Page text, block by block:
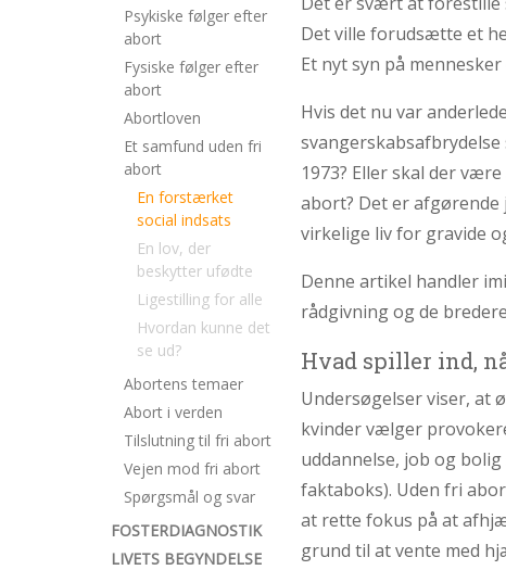
Abortmindelunden
Abortlinien
Unge
internationalt
Nyhedsbrev
Psykiske følger efter
abort
Fysiske følger efter
abort
Abortloven
Et samfund uden fri
abort
En forstærket
social indsats
En lov, der
beskytter ufødte
Ligestilling for alle
Hvordan kunne det
se ud?
Abortens temaer
Abort i verden
Tilslutning til fri abort
Vejen mod fri abort
Spørgsmål og svar
FOSTERDIAGNOSTIK
LIVETS BEGYNDELSE
Det ville forudsætte et
Et nyt syn på
Hvis det nu var
svangerskabsafbrydelse
1973? Eller skal der
abort? Det er
virkelige liv for gravide
Denne artikel handler
rådgivning og de
Hvad spiller ind,
Undersøgelser viser, at
kvinder vælger
uddannelse, job og
faktaboks). Uden fri
at rette fokus på at
grund til at vente med